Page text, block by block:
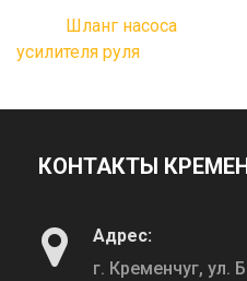
Шланг насоса
усилителя руля
КОНТАКТЫ
Адрес:
г. Кременчуг, ул.